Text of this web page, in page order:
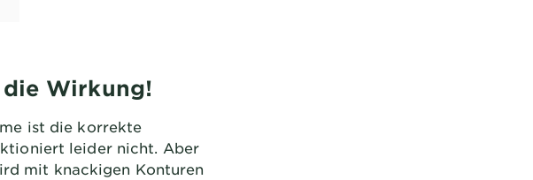
Wirkung!
ist die korrekte
leider nicht. Aber
mit knackigen Konturen